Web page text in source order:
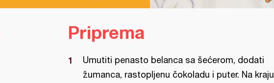
Priprema
Umutiti penasto belanca sa šećerom, dodati
žumanca, rastopljenu čokoladu i puter. Na kraju